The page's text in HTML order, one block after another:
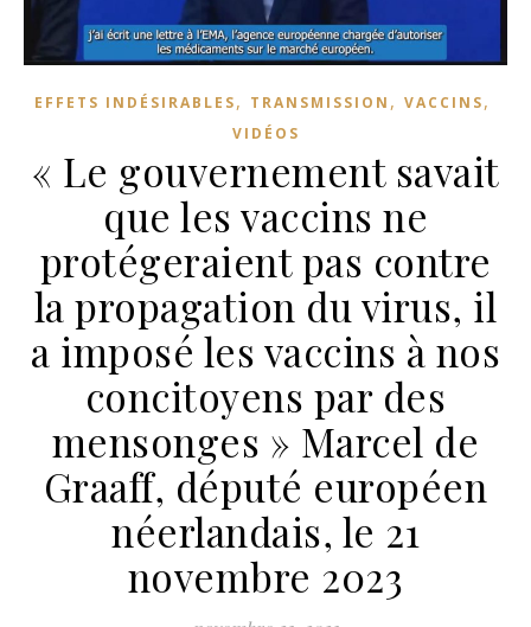
EFFETS INDÉSIRABLES, TRANSMISSION , VACCINS,
VIDÉOS
« Le gouvernement savait
que les vaccins ne
protégeraient pas contre
la propagation du virus, il
a imposé les vaccins à nos
concitoyens par des
mensonges » Marcel de
Graaff, député européen
néerlandais, le 21
novembre 2023